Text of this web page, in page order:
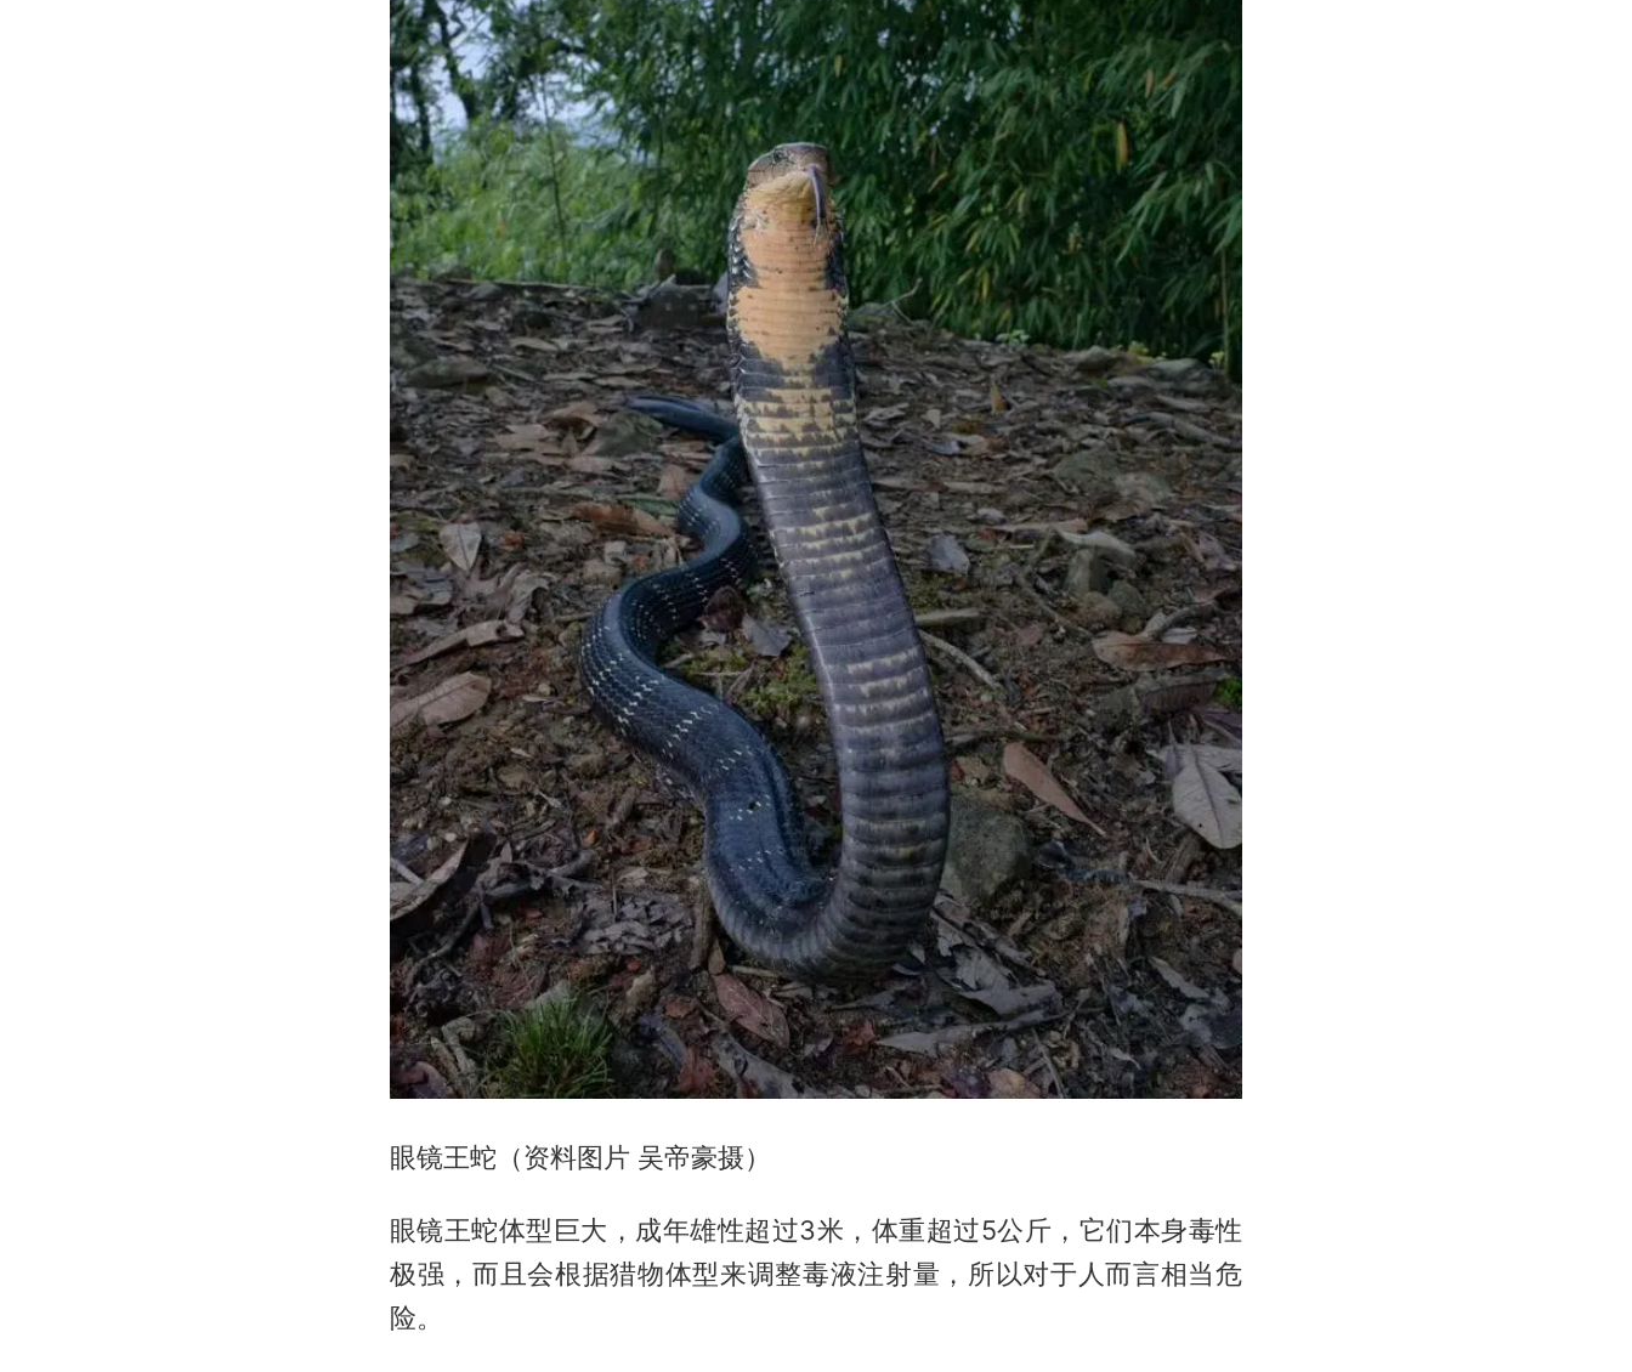
眼镜王蛇（资料图片 吴帝豪摄）
眼镜王蛇体型巨大，成年雄性超过3米，体重超过5公斤，它们本身毒性
极强，而且会根据猎物体型来调整毒液注射量，所以对于人而言相当危
险。